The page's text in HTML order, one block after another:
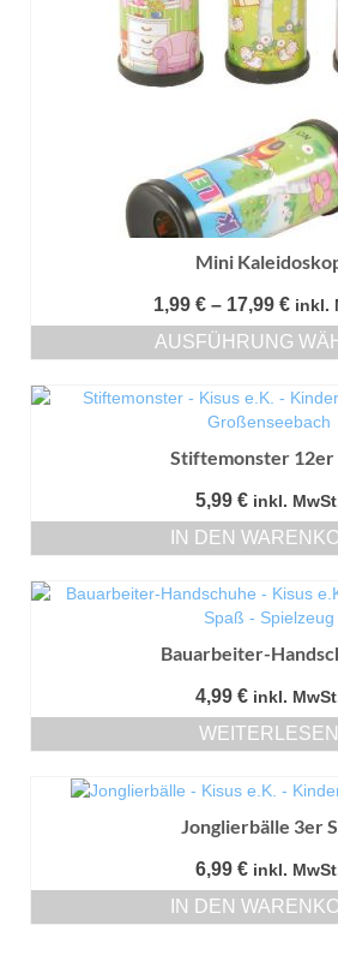
Mini
1,99 € – 17,99 €
1,99
bis
inkl.
AUSFÜHRUNG
Produkt
weist
Varianten
Die
Optionen
können
auf
der
gewählt
Stiftemonster 12er
5,99 € inkl.
IN DEN
Bauarbeiter-
4,99 € inkl.
WEITERLESEN
Jonglierbälle 3er
6,99 € inkl.
IN DEN